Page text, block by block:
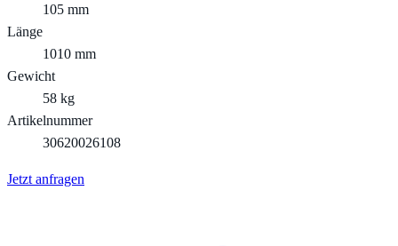
105 mm
Länge
1010 mm
Gewicht
58 kg
Artikelnummer
30620026108
Jetzt anfragen